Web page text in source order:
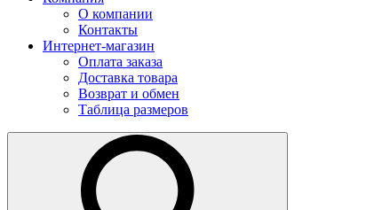
О компании
Контакты
Интернет-магазин
Оплата заказа
Доставка товара
Возврат и обмен
Таблица размеров